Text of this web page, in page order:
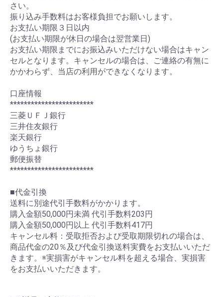
さい。
振り込み手数料はお客様負担でお願いします。
お支払い期限３日以内
(お支払い期限が休日の場合は翌営業日)
お支払い期限までにお振込みいただけない場合はキャン
セルとなります。キャンセルの場合は、ご連絡の有無に
かかわらず、当店の利用ができなくなります。
口座情報
************************
三菱ＵＦＪ銀行
三井住友銀行
楽天銀行
ゆうちょ銀行
郵便振替
************************
■代金引換
送料に別途代引手数料がかかります。
購入金額50,000円未満 代引手数料203円
購入金額50,000円以上 代引手数料417円
キャンセル料：受取拒否および受取期限切れの場合は、
商品代金の20％及び代金引換送料実費をお支払いいただ
きます。※実損害がキャンセル料を超える場合、実損害
をお支払いいただきます。